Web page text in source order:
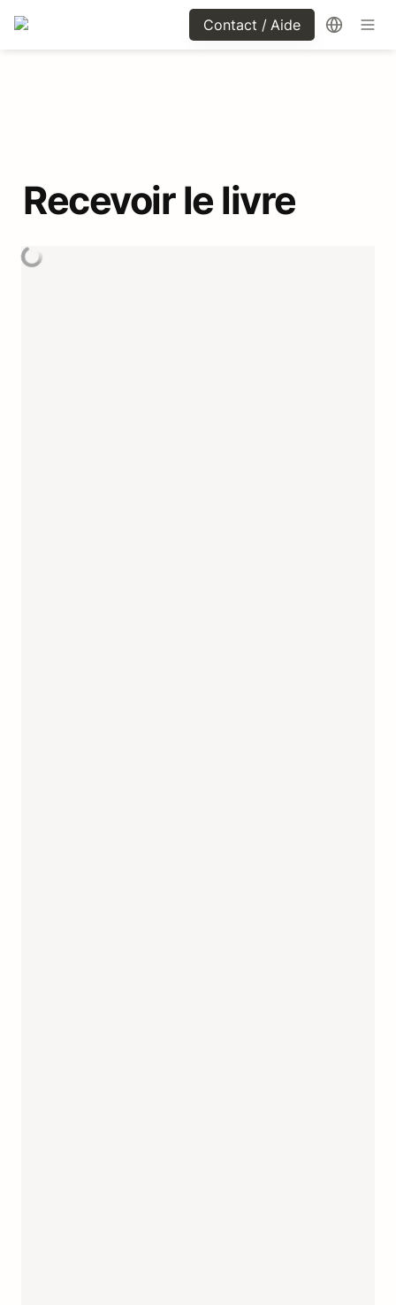
Contact / Aide
Recevoir le livre